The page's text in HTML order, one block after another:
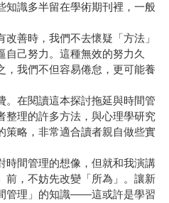
知識多半留在學術期刊裡，一般
善時，我們不去懷疑「方法」
己努力。這種無效的努力久
，我們不但容易倦怠，更可能養
在閱讀這本探討拖延與時間管
整理的許多方法，與心理學研究
策略，非常適合讀者親自做些實
間管理的想像，但就和我演講
前，不妨先改變「所為」。讓新
管理」的知識——這或許是學習